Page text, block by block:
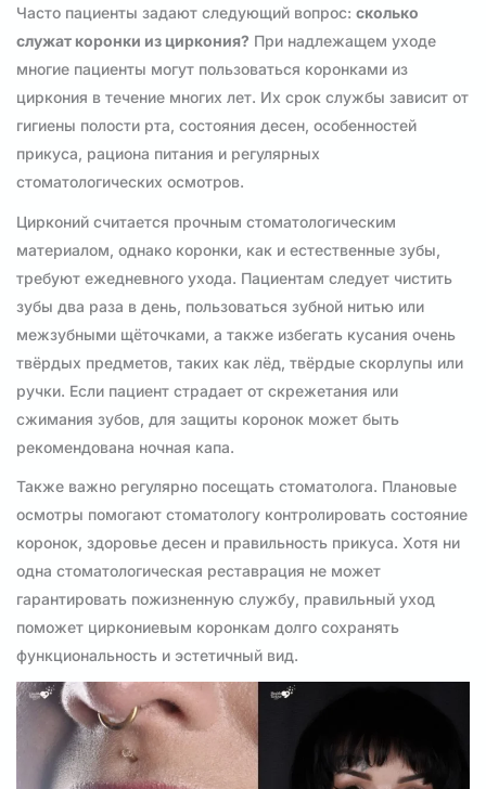
Часто пациенты задают следующий вопрос: сколько
служат коронки из циркония? При надлежащем уходе
многие пациенты могут пользоваться коронками из
циркония в течение многих лет. Их срок службы зависит от
гигиены полости рта, состояния десен, особенностей
прикуса, рациона питания и регулярных
стоматологических осмотров.
Цирконий считается прочным стоматологическим
материалом, однако коронки, как и естественные зубы,
требуют ежедневного ухода. Пациентам следует чистить
зубы два раза в день, пользоваться зубной нитью или
межзубными щёточками, а также избегать кусания очень
твёрдых предметов, таких как лёд, твёрдые скорлупы или
ручки. Если пациент страдает от скрежетания или
сжимания зубов, для защиты коронок может быть
рекомендована ночная капа.
Также важно регулярно посещать стоматолога. Плановые
осмотры помогают стоматологу контролировать состояние
коронок, здоровье десен и правильность прикуса. Хотя ни
одна стоматологическая реставрация не может
гарантировать пожизненную службу, правильный уход
поможет циркониевым коронкам долго сохранять
функциональность и эстетичный вид.